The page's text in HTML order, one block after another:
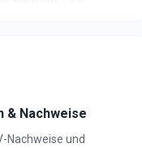
& Nachweise
Nachweise und